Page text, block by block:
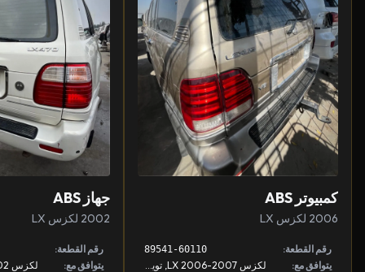
كمبيوتر ABS
2006 لكزس LX
رقم القطعة: 89541-60110
يتوافق مع:
جهاز ABS
2002 لكزس LX
رقم القطعة:
يتوافق مع: